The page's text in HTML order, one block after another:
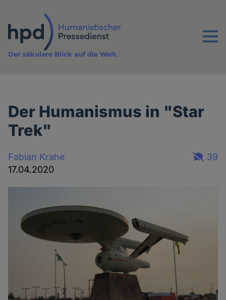
Inhalt
Menu
Der säkulare Blick auf die Welt.
Der Humanismus in "Star
Trek"
Fabian Krahe
17.04.2020
39